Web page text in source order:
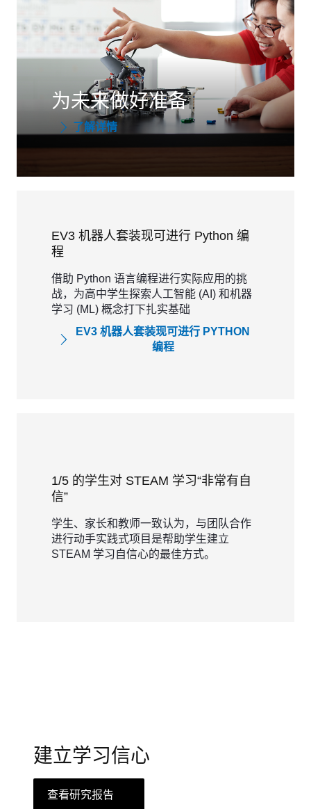
为未来做好准备
了解详情
EV3 机器人套装现可进行 Python 编
程
借助 Python 语言编程进行实际应用的挑
战，为高中学生探索人工智能 (AI) 和机器
学习 (ML) 概念打下扎实基础
EV3 机器人套装现可进行 PYTHON
编程
1/5 的学生对 STEAM 学习“非常有自
信”
学生、家长和教师一致认为，与团队合作
进行动手实践式项目是帮助学生建立
STEAM 学习自信心的最佳方式。
建立学习信心
查看研究报告